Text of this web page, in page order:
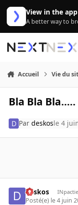
Aller au contenu
View in the app
A better way to
Accueil Vie du
Bla Bla Bla.....
Pardeskosle 4
deskos
Posté(e) le 4 juin